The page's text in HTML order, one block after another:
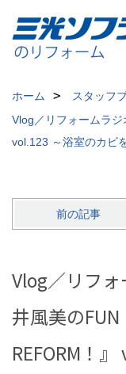
ホーム
スタッフ
Vlog／リフォームラジ
vol.123 ～浴室のカビ
前の記事
Vlog／リフ
井風美のFUN
REFORM！